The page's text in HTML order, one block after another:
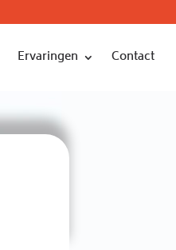
Ervaringen Contact